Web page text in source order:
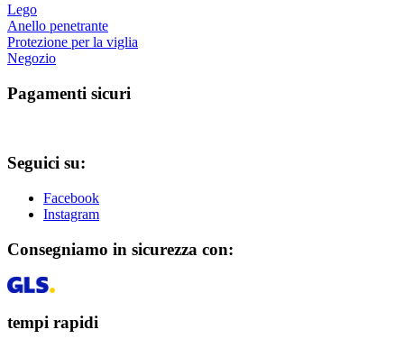
Lego
Anello penetrante
Protezione per la viglia
Negozio
Pagamenti sicuri
Seguici su:
Facebook
Instagram
Consegniamo in sicurezza con:
tempi rapidi